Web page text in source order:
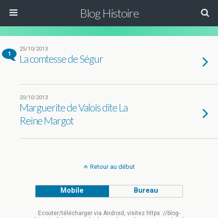
Blog Histoire
1
25/10/2013
La comtesse de Ségur
20/10/2013
Marguerite de Valois dite La
Reine Margot
Retour au début
Mobile Bureau
Ecouter/télécharger via Android, visitez https ://blog-